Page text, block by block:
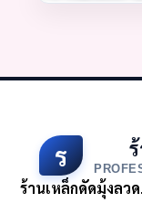
ร
ร้านเหล็กดัดมุ้งลว